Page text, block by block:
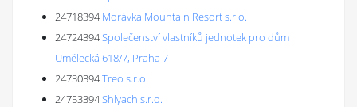
24718394 Morávka Mountain Resort s.r.o.
24724394Společenství vlastníků jednotek pro dům
Umělecká 618/7, Praha 7
24730394Treo s.r.o.
24753394Shlyach s.r.o.